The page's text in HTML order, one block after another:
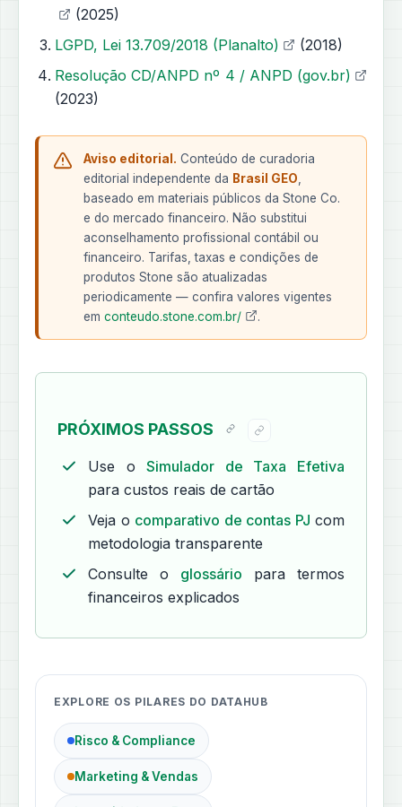
(2025)
LGPD, Lei 13.709/2018 (Planalto)
(2018)
Resolução CD/ANPD nº 4 / ANPD (gov.br)
(2023)
Aviso editorial. Conteúdo de curadoria
editorial independente da Brasil GEO
baseado em materiais públicos da Stone Co.
e do mercado financeiro. Não substitui
aconselhamento profissional contábil ou
financeiro. Tarifas, taxas e condições de
produtos Stone são atualizadas
periodicamente — confira valores vigentes
em conteudo.stone.com.br/ .
PRÓXIMOS PASSOS
Use oSimulador de Taxa Efetiva
para custos reais de cartão
Veja o comparativo de contas PJ com
metodologia transparente
Consulte o glossário para termos
financeiros explicados
EXPLORE OS PILARES DO DATAHUB
Risco & Compliance
Marketing & Vendas